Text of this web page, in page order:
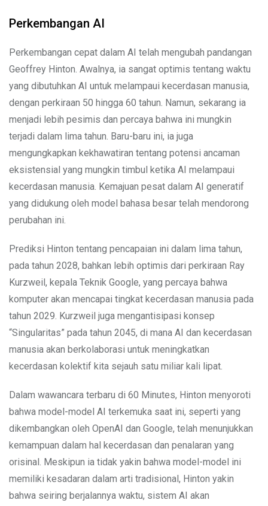
Perkembangan AI
Perkembangan cepat dalam AI telah mengubah pandangan
Geoffrey Hinton. Awalnya, ia sangat optimis tentang waktu
yang dibutuhkan AI untuk melampaui kecerdasan manusia,
dengan perkiraan 50 hingga 60 tahun. Namun, sekarang ia
menjadi lebih pesimis dan percaya bahwa ini mungkin
terjadi dalam lima tahun. Baru-baru ini, ia juga
mengungkapkan kekhawatiran tentang potensi ancaman
eksistensial yang mungkin timbul ketika AI melampaui
kecerdasan manusia. Kemajuan pesat dalam AI generatif
yang didukung oleh model bahasa besar telah mendorong
perubahan ini.
Prediksi Hinton tentang pencapaian ini dalam lima tahun,
pada tahun 2028, bahkan lebih optimis dari perkiraan Ray
Kurzweil, kepala Teknik Google, yang percaya bahwa
komputer akan mencapai tingkat kecerdasan manusia pada
tahun 2029. Kurzweil juga mengantisipasi konsep
“Singularitas” pada tahun 2045, di mana AI dan kecerdasan
manusia akan berkolaborasi untuk meningkatkan
kecerdasan kolektif kita sejauh satu miliar kali lipat.
Dalam wawancara terbaru di 60 Minutes, Hinton menyoroti
bahwa model-model AI terkemuka saat ini, seperti yang
dikembangkan oleh OpenAI dan Google, telah menunjukkan
kemampuan dalam hal kecerdasan dan penalaran yang
orisinal. Meskipun ia tidak yakin bahwa model-model ini
memiliki kesadaran dalam arti tradisional, Hinton yakin
bahwa seiring berjalannya waktu, sistem AI akan